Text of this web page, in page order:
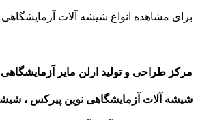
برای مشاهده انواع شیشه آلات
مرکز طراحی و تولید ارلن مایر آزمایشگاهی
شیشه آلات آزمایشگاهی نوین پیرکس ،